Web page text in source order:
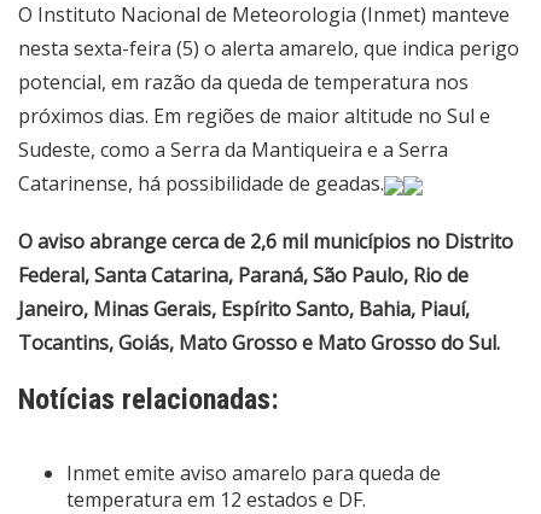
O Instituto Nacional de Meteorologia (Inmet) manteve
nesta sexta-feira (5) o alerta amarelo, que indica perigo
potencial, em razão da queda de temperatura nos
próximos dias. Em regiões de maior altitude no Sul e
Sudeste, como a Serra da Mantiqueira e a Serra
Catarinense, há possibilidade de geadas.
O aviso abrange cerca de 2,6 mil municípios no Distrito
Federal, Santa Catarina, Paraná, São Paulo, Rio de
Janeiro, Minas Gerais, Espírito Santo, Bahia, Piauí,
Tocantins, Goiás, Mato Grosso e Mato Grosso do Sul.
Notícias relacionadas:
Inmet emite aviso amarelo para queda de
temperatura em 12 estados e DF.